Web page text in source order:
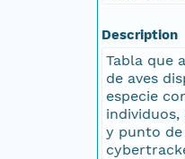
Description
Tabla que
de aves
especie
y punto de